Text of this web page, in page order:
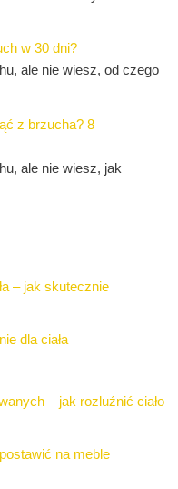
w 30 dni?
ale nie wiesz, od czego
z brzucha? 8
ale nie wiesz, jak
– jak skutecznie
dla ciała
– jak rozluźnić ciało
na meble